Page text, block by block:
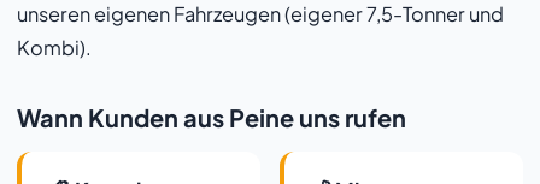
unseren eigenen Fahrzeugen (eigener 7,5-Tonner und
Kombi).
Wann Kunden aus Peine uns rufen